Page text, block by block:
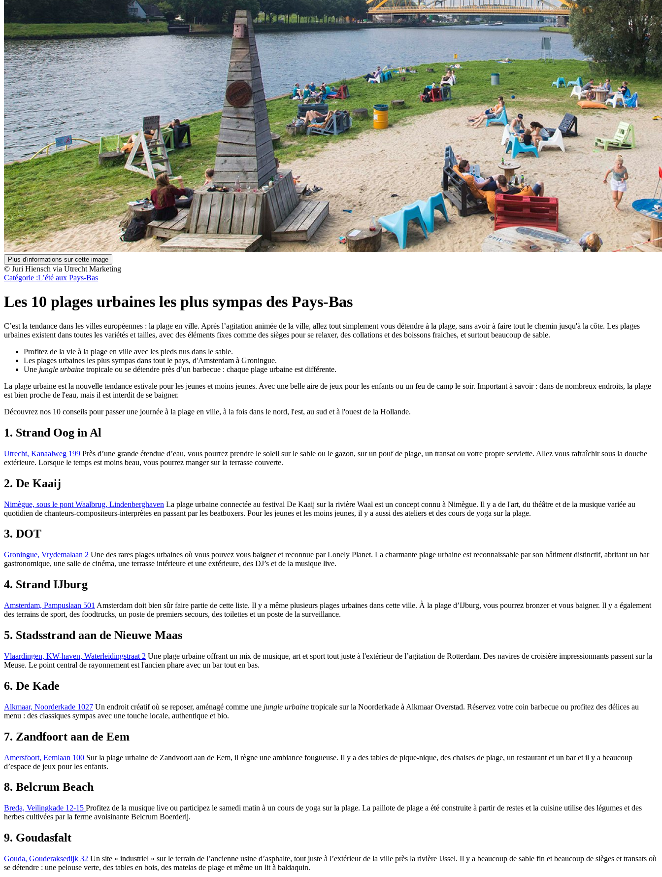
Plus d'informations sur cette image
© Juri Hiensch via Utrecht Marketing
Catégorie :L’été aux Pays-Bas
Les 10 plages urbaines les plus sympas des Pays-Bas
C’est la tendance dans les villes européennes : la plage en ville. Après l’agitation animée de la ville, allez tout simplement vous détendre à la plage, sans avoir à faire tout le chemin jusqu'à la côte. Les plages
urbaines existent dans toutes les variétés et tailles, avec des éléments fixes comme des sièges pour se relaxer, des collations et des boissons fraiches, et surtout beaucoup de sable.
Profitez de la vie à la plage en ville avec les pieds nus dans le sable.
Les plages urbaines les plus sympas dans tout le pays, d'Amsterdam à Groningue.
Une jungle urbaine tropicale ou se détendre près d’un barbecue : chaque plage urbaine est différente.
La plage urbaine est la nouvelle tendance estivale pour les jeunes et moins jeunes. Avec une belle aire de jeux pour les enfants ou un feu de camp le soir. Important à savoir : dans de nombreux endroits, la plage
est bien proche de l'eau, mais il est interdit de se baigner.
Découvrez nos 10 conseils pour passer une journée à la plage en ville, à la fois dans le nord, l'est, au sud et à l'ouest de la Hollande.
1. Strand Oog in Al
Utrecht, Kanaalweg 199 Près d’une grande étendue d’eau, vous pourrez prendre le soleil sur le sable ou le gazon, sur un pouf de plage, un transat ou votre propre serviette. Allez vous rafraîchir sous la douche
extérieure. Lorsque le temps est moins beau, vous pourrez manger sur la terrasse couverte.
2. De Kaaij
Nimègue, sous le pont Waalbrug, Lindenberghaven La plage urbaine connectée au festival De Kaaij sur la rivière Waal est un concept connu à Nimègue. Il y a de l'art, du théâtre et de la musique variée au
quotidien de chanteurs-compositeurs-interprètes en passant par les beatboxers. Pour les jeunes et les moins jeunes, il y a aussi des ateliers et des cours de yoga sur la plage.
3. DOT
Groningue, Vrydemalaan 2 Une des rares plages urbaines où vous pouvez vous baigner et reconnue par Lonely Planet. La charmante plage urbaine est reconnaissable par son bâtiment distinctif, abritant un bar
gastronomique, une salle de cinéma, une terrasse intérieure et une extérieure, des DJ’s et de la musique live.
4. Strand IJburg
Amsterdam, Pampuslaan 501 Amsterdam doit bien sûr faire partie de cette liste. Il y a même plusieurs plages urbaines dans cette ville. À la plage d’IJburg, vous pourrez bronzer et vous baigner. Il y a également
des terrains de sport, des foodtrucks, un poste de premiers secours, des toilettes et un poste de la surveillance.
5. Stadsstrand aan de Nieuwe Maas
Vlaardingen, KW-haven, Waterleidingstraat 2 Une plage urbaine offrant un mix de musique, art et sport tout juste à l'extérieur de l’agitation de Rotterdam. Des navires de croisière impressionnants passent sur la
Meuse. Le point central de rayonnement est l'ancien phare avec un bar tout en bas.
6. De Kade
Alkmaar, Noorderkade 1027 Un endroit créatif où se reposer, aménagé comme une jungle urbaine tropicale sur la Noorderkade à Alkmaar Overstad. Réservez votre coin barbecue ou profitez des délices au
menu : des classiques sympas avec une touche locale, authentique et bio.
7. Zandfoort aan de Eem
Amersfoort, Eemlaan 100 Sur la plage urbaine de Zandvoort aan de Eem, il règne une ambiance fougueuse. Il y a des tables de pique-nique, des chaises de plage, un restaurant et un bar et il y a beaucoup
d’espace de jeux pour les enfants.
8. Belcrum Beach
Breda, Veilingkade 12-15 Profitez de la musique live ou participez le samedi matin à un cours de yoga sur la plage. La paillote de plage a été construite à partir de restes et la cuisine utilise des légumes et des
herbes cultivées par la ferme avoisinante Belcrum Boerderij.
9. Goudasfalt
Gouda, Gouderaksedijk 32 Un site « industriel » sur le terrain de l’ancienne usine d’asphalte, tout juste à l’extérieur de la ville près la rivière IJssel. Il y a beaucoup de sable fin et beaucoup de sièges et transats où
se détendre : une pelouse verte, des tables en bois, des matelas de plage et même un lit à baldaquin.